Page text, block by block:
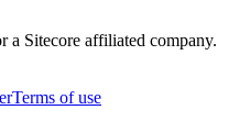
a Sitecore affiliated company.
Terms of use